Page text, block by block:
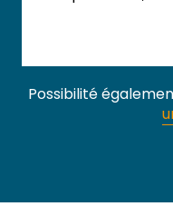
Possibilité